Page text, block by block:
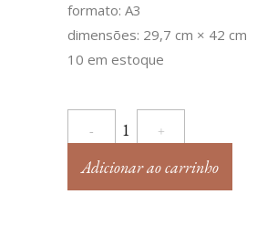
formato: A3
dimensões: 29,7 cm × 42 cm
10 em estoque
Risografia
Puba
de
Adicionar ao carrinho